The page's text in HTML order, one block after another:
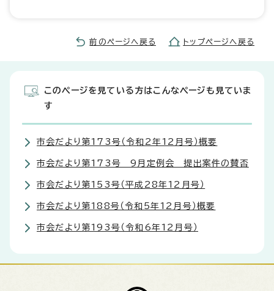
前のページへ戻る トップページへ戻る
このページを見ている方はこんなページも見ていま
す
市会だより第173号（令和2年12月号）概要
市会だより第173号 9月定例会 提出案件の賛否
市会だより第153号（平成28年12月号）
市会だより第188号（令和5年12月号）概要
市会だより第193号（令和6年12月号）